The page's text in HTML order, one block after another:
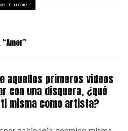
también
aquellos primeros videos
con una disquera, ¿qué
misma como artista?